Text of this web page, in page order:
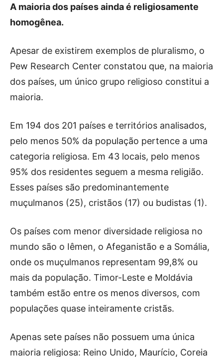
A maioria dos países ainda é religiosamente
homogênea.
Apesar de existirem exemplos de pluralismo, o
Pew Research Center constatou que, na maioria
dos países, um único grupo religioso constitui a
maioria.
Em 194 dos 201 países e territórios analisados,
pelo menos 50% da população pertence a uma
categoria religiosa. Em 43 locais, pelo menos
95% dos residentes seguem a mesma religião.
Esses países são predominantemente
muçulmanos (25), cristãos (17) ou budistas (1).
Os países com menor diversidade religiosa no
mundo são o Iêmen, o Afeganistão e a Somália,
onde os muçulmanos representam 99,8% ou
mais da população. Timor-Leste e Moldávia
também estão entre os menos diversos, com
populações quase inteiramente cristãs.
Apenas sete países não possuem uma única
maioria religiosa: Reino Unido, Maurício, Coreia